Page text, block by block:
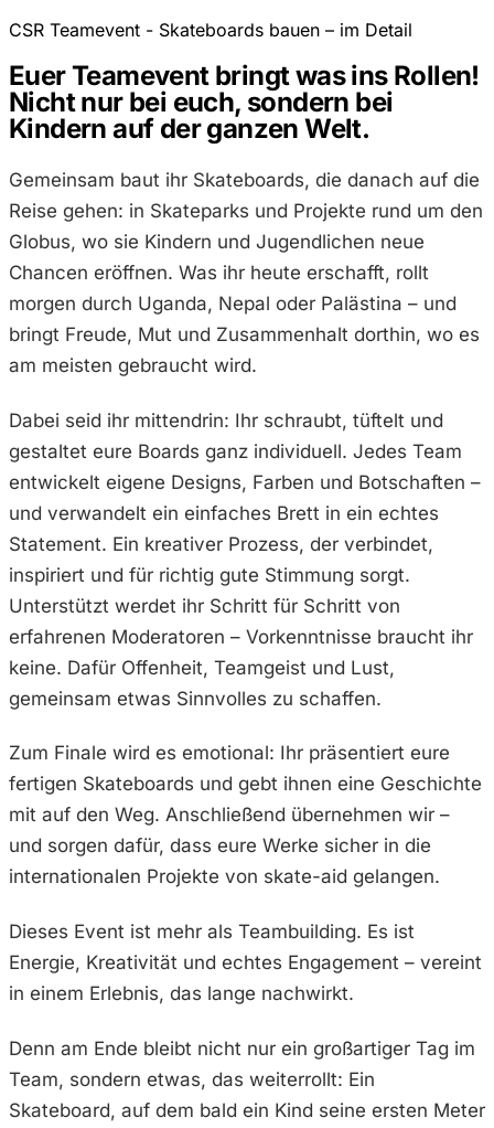
CSR Teamevent - Skateboards bauen – im Detail
Euer Teamevent bringt was ins Rollen!
Nicht nur bei euch, sondern bei
Kindern auf der ganzen Welt.
Gemeinsam baut ihr Skateboards, die danach auf die
Reise gehen: in Skateparks und Projekte rund um den
Globus, wo sie Kindern und Jugendlichen neue
Chancen eröffnen. Was ihr heute erschafft, rollt
morgen durch Uganda, Nepal oder Palästina – und
bringt Freude, Mut und Zusammenhalt dorthin, wo es
am meisten gebraucht wird.
Dabei seid ihr mittendrin: Ihr schraubt, tüftelt und
gestaltet eure Boards ganz individuell. Jedes Team
entwickelt eigene Designs, Farben und Botschaften –
und verwandelt ein einfaches Brett in ein echtes
Statement. Ein kreativer Prozess, der verbindet,
inspiriert und für richtig gute Stimmung sorgt.
Unterstützt werdet ihr Schritt für Schritt von
erfahrenen Moderatoren – Vorkenntnisse braucht ihr
keine. Dafür Offenheit, Teamgeist und Lust,
gemeinsam etwas Sinnvolles zu schaffen.
Zum Finale wird es emotional: Ihr präsentiert eure
fertigen Skateboards und gebt ihnen eine Geschichte
mit auf den Weg. Anschließend übernehmen wir –
und sorgen dafür, dass eure Werke sicher in die
internationalen Projekte von skate-aid gelangen.
Dieses Event ist mehr als Teambuilding. Es ist
Energie, Kreativität und echtes Engagement – vereint
in einem Erlebnis, das lange nachwirkt.
Denn am Ende bleibt nicht nur ein großartiger Tag im
Team, sondern etwas, das weiterrollt: Ein
Skateboard, auf dem bald ein Kind seine ersten Meter